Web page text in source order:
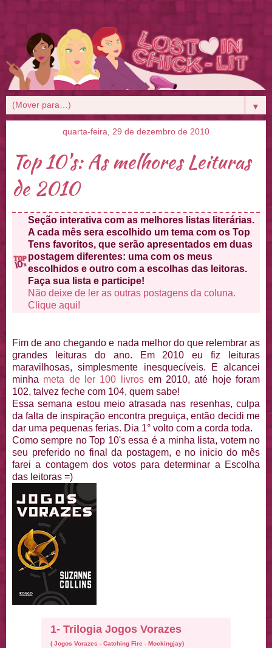
▼
quarta-feira, 29 de dezembro de 2010
Top 10's: As melhores Leituras
de 2010
Seção interativa com as melhores listas literárias.
A cada mês sera escolhido um tema com os Top
Tens favoritos, que serão apresentados em duas
postagem diferentes: uma com os meus
escolhidos e outro com a escolhas das leitoras.
Faça sua lista e participe!
Não deixe de ler as outras postagens da coluna.
Clique aqui!
Fim de ano chegando e nada melhor do que relembrar as
grandes leituras do ano. Em 2010 eu fiz leituras
maravilhosas, simplesmente inesquecíveis. E alcancei
minha meta de ler 100 livrosem 2010, até hoje foram
102, talvez feche com 104, quem sabe!
Essa semana estou meio atrasada nas resenhas, culpa
da falta de inspiração encontra preguiça, então decidi me
dar uma pequenas ferias. Dia 1° volto com a corda toda.
Como sempre no Top 10's essa é a minha lista, votem no
seu preferido no final da postagem, e no inicio do mês
farei a contagem dos votos para determinar a Escolha
das leitoras =)
1- Trilogia Jogos Vorazes
( Jogos Vorazes - Catching Fire - Mockingjay)